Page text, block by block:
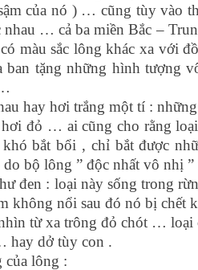
của nó ) … cũng tùy vào
nhau … cả ba miền Bắc –
màu sắc lông khác xa với
tặng những hình tượng
hay hơi trắng một tí :
hơi đỏ … ai cũng cho rằng
khó bắt bổi , chỉ bắt được
bộ lông ” độc nhất vô nhị ”
đen : loại này sống trong
không nổi sau đó nó bị chết
từ xa trông đỏ chót … loại
hay dở tùy con .
của lông :